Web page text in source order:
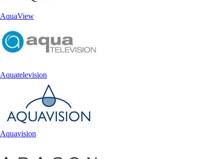
AquaView
Aquatelevision
Aquavision